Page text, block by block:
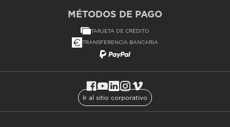
MÉTODOS DE PAGO
TARJETA DE CRÉDITO
TRANSFERENCIA BANCARIA
Ir al sitio corporativo